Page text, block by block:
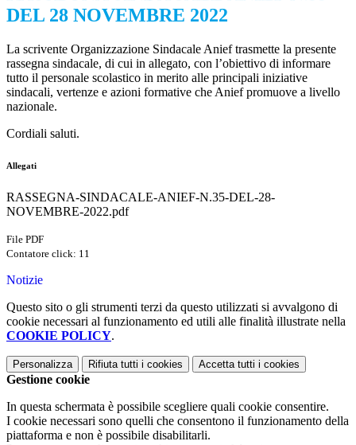
DEL 28 NOVEMBRE 2022
La scrivente Organizzazione Sindacale Anief trasmette la presente
rassegna sindacale, di cui in allegato, con l’obiettivo di informare
tutto il personale scolastico in merito alle principali iniziative
sindacali, vertenze e azioni formative che Anief promuove a livello
nazionale.
Cordiali saluti.
Allegati
RASSEGNA-SINDACALE-ANIEF-N.35-DEL-28-
NOVEMBRE-2022.pdf
File PDF
Contatore click: 11
Notizie
Questo sito o gli strumenti terzi da questo utilizzati si avvalgono di
cookie necessari al funzionamento ed utili alle finalità illustrate nella
COOKIE POLICY.
Personalizza Rifiuta tutti i cookies Accetta tutti i cookies
Gestione cookie
In questa schermata è possibile scegliere quali cookie consentire.
I cookie necessari sono quelli che consentono il funzionamento della
piattaforma e non è possibile disabilitarli.